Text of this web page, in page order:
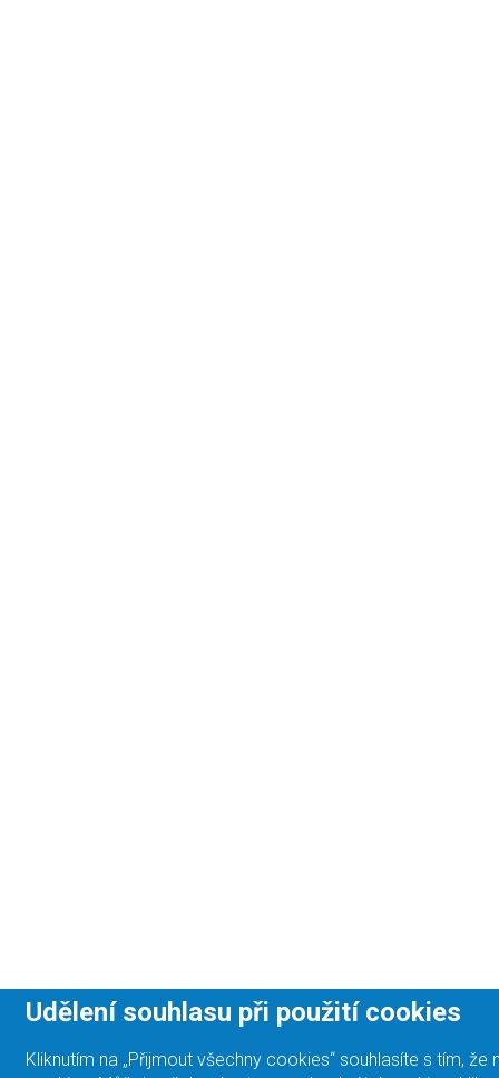
Udělení souhlasu při použití cookies
Kliknutím na „Přijmout všechny cookies“ souhlasíte s tím,